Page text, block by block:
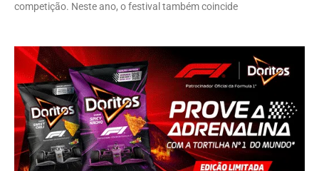
competição. Neste ano, o festival também coincide